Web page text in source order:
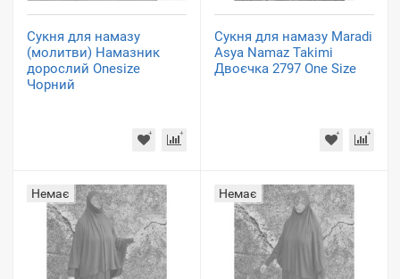
Сукня для намазу
(молитви) Намазник
дорослий Onesize
Чорний
Сукня для намазу Maradi
Asya Namaz Takimi
Двоєчка 2797 One Size
Немає Немає